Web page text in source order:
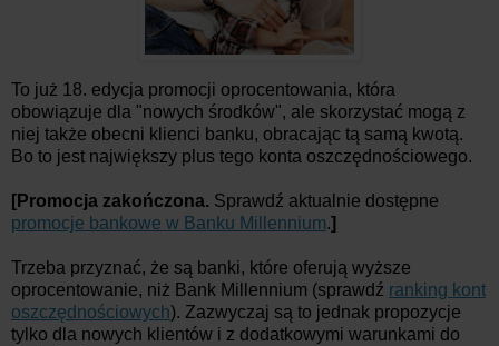
To już 18. edycja promocji oprocentowania, która
obowiązuje dla "nowych środków", ale skorzystać mogą z
niej także obecni klienci banku, obracając tą samą kwotą.
Bo to jest największy plus tego konta oszczędnościowego.
[Promocja zakończona. Sprawdź aktualnie dostępne
promocje bankowe w Banku Millennium.]
Trzeba przyznać, że są banki, które oferują wyższe
oprocentowanie, niż Bank Millennium (sprawdź ranking kont
oszczędnościowych). Zazwyczaj są to jednak propozycje
tylko dla nowych klientów i z dodatkowymi warunkami do